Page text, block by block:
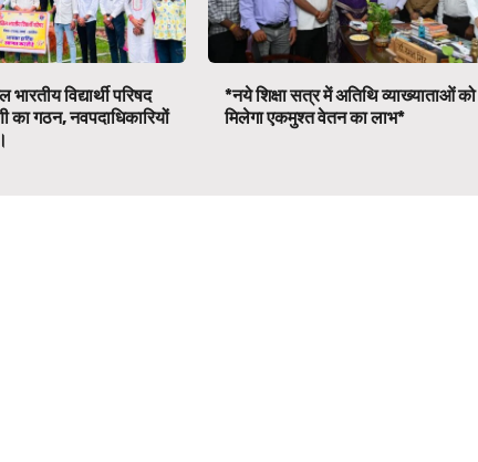
विद्यार्थी परिषद
का गठन, नवपदाधिकारियों
*नये शिक्षा सत्र में अतिथि व्याख्याताओं को
मिलेगा एकमुश्त वेतन का लाभ*